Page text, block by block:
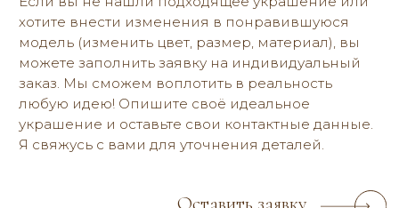
Контакты и адреса
Оплата и доставка
О бренде